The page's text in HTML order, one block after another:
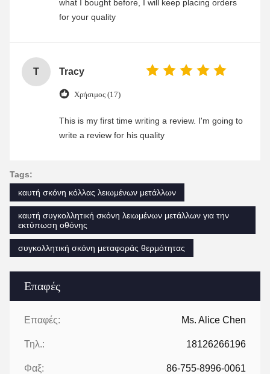
Επαφές
Επαφές: Ms. Alice Chen
Τηλ.: 18126266196
Φαξ: 86-755-8996-0061
what I bought before, I will keep placing orders
for your quality
T Tracy
Χρήσιμος (17)
This is my first time writing a review. I'm going to
write a review for his quality
Tags:
καυτή σκόνη κόλλας λειωμένων μετάλλων
καυτή συγκολλητική σκόνη λειωμένων μετάλλων για την
εκτύπωση οθόνης
συγκολλητική σκόνη μεταφοράς θερμότητας